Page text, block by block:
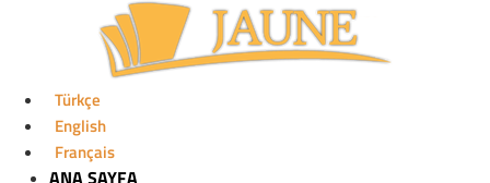
Türkçe
English
Français
ANA SAYFA